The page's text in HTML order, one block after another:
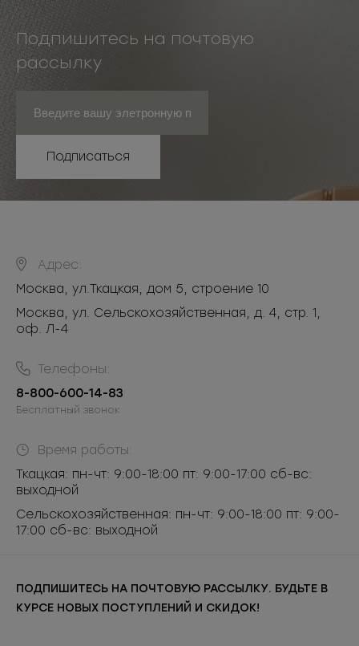
Подпишитесь на почтовую
рассылку
Подписаться
Адрес:
Москва, ул.Ткацкая, дом 5, строение 10
Москва, ул. Сельскохозяйственная, д. 4, стр. 1,
оф. Л-4
Телефоны:
8-800-600-14-83
Бесплатный звонок
Время работы:
Ткацкая: пн-чт: 9:00-18:00 пт: 9:00-17:00 сб-вс:
выходной
Сельскохозяйственная: пн-чт: 9:00-18:00 пт: 9:00-
17:00 сб-вс: выходной
ПОДПИШИТЕСЬ НА ПОЧТОВУЮ РАССЫЛКУ. БУДЬТЕ В
КУРСЕ НОВЫХ ПОСТУПЛЕНИЙ И СКИДОК!